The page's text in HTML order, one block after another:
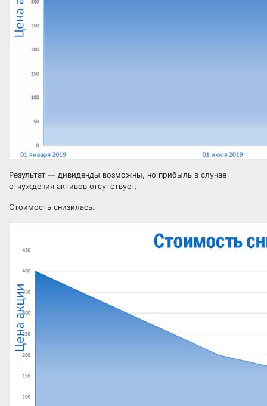
Результат — дивиденды возможны, но прибыль в случае
отчуждения активов отсутствует.
Стоимость снизилась.